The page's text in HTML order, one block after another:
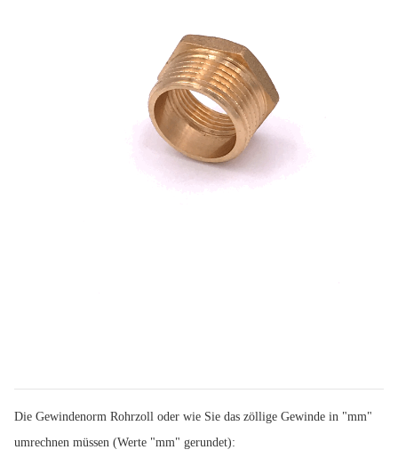
Die Gewindenorm Rohrzoll oder wie Sie das zöllige Gewinde in "mm"
umrechnen müssen (Werte "mm" gerundet):